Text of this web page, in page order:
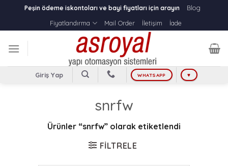
content
Peşin ödeme iskontoları ve bayi fiyatları için arayın
Blog
Fiyatlandırma
Mail Order İletişim İade
Giriş Yap WHATSAPP ♥
snrfw
Ürünler “snrfw” olarak etiketlendi
FILTRELE